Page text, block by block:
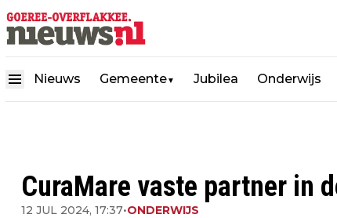
Nieuws Gemeente▼ Jubilea Onderwijs
CuraMare vaste partner in
12 JUL 2024, 17:37•ONDERWIJS